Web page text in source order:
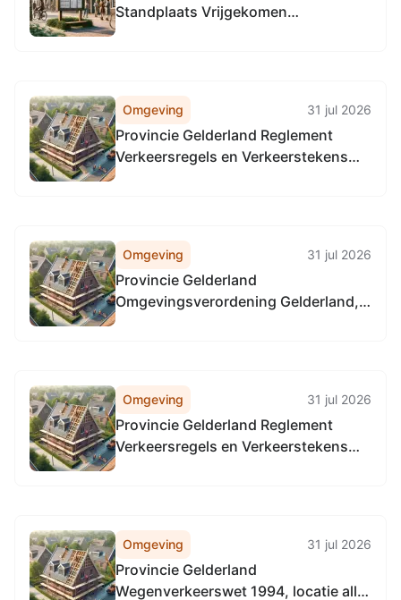
Standplaats Vrijgekomen
Omgeving 31 jul 2026
Provincie Gelderland Reglement
Verkeersregels en Verkeerstekens
Omgeving 31 jul 2026
Provincie Gelderland
Omgevingsverordening Gelderland,
Omgeving 31 jul 2026
Provincie Gelderland Reglement
Verkeersregels en Verkeerstekens
Omgeving 31 jul 2026
Provincie Gelderland
Wegenverkeerswet 1994, locatie alle